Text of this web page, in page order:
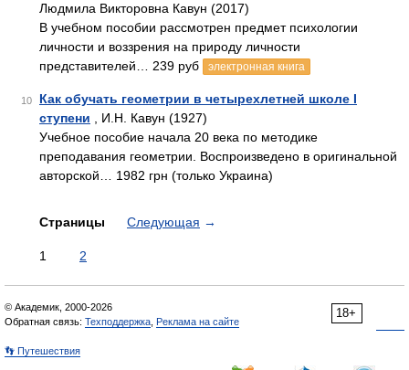
Людмила Викторовна Кавун (2017)
В учебном пособии рассмотрен предмет психологии
личности и воззрения на природу личности
представителей… 239 руб
электронная книга
10
Как обучать геометрии в четырехлетней школе I
ступени , И.Н. Кавун (1927)
Учебное пособие начала 20 века по методике
преподавания геометрии. Воспроизведено в оригинальной
авторской… 1982 грн (только Украина)
Страницы Следующая →
1 2
18+
© Академик, 2000-2026
Обратная связь: Техподдержка Реклама на сайте
👣 Путешествия